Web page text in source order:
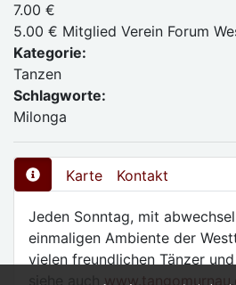
7.00 €
5.00 € Mitglied Verein Forum
Kategorie:
Tanzen
Schlagworte:
Milonga
Karte Kontakt
Jeden Sonntag, mit
einmaligen Ambiente der
vielen freundlichen Tänzer
siehe auch